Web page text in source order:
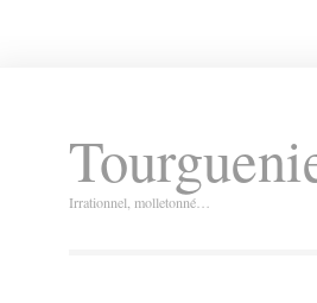
Irrationnel, molletonné…